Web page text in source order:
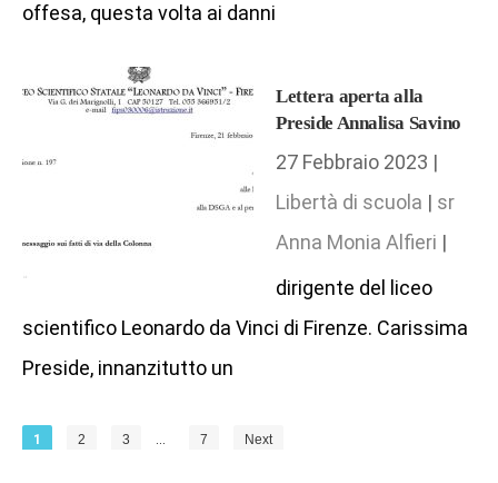
offesa, questa volta ai danni
Lettera aperta alla
Preside Annalisa Savino
27 Febbraio 2023 |
Libertà di scuola | sr
Anna Monia Alfieri |
dirigente del liceo
scientifico Leonardo da Vinci di Firenze. Carissima
Preside, innanzitutto un
1 2 3 … 7 Next